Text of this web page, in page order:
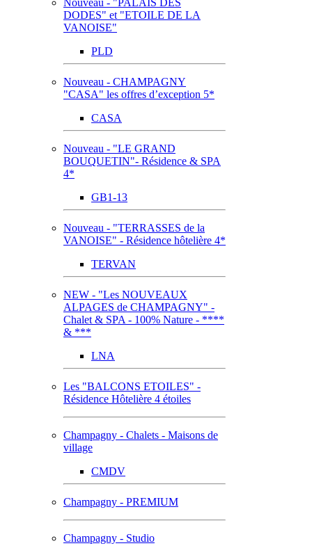
Nouveau - "PALAIS DES
DODES" et "ETOILE DE LA
VANOISE"
PLD
Nouveau - CHAMPAGNY
"CASA" les offres d’exception 5*
CASA
Nouveau - "LE GRAND
BOUQUETIN"- Résidence & SPA
4*
GB1-13
Nouveau - "TERRASSES de la
VANOISE" - Résidence hôtelière 4*
TERVAN
NEW - "Les NOUVEAUX
ALPAGES de CHAMPAGNY" -
Chalet & SPA - 100% Nature - ****
& ***
LNA
Les "BALCONS ETOILES" -
Résidence Hôtelière 4 étoiles
Champagny - Chalets - Maisons de
village
CMDV
Champagny - PREMIUM
Champagny - Studio